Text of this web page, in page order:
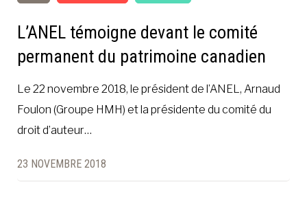
L’ANEL témoigne devant le comité
permanent du patrimoine canadien
Le 22 novembre 2018, le président de l’ANEL, Arnaud
Foulon (Groupe HMH) et la présidente du comité du
droit d’auteur…
23 NOVEMBRE 2018